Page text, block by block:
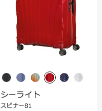
シーライト
スピナー81